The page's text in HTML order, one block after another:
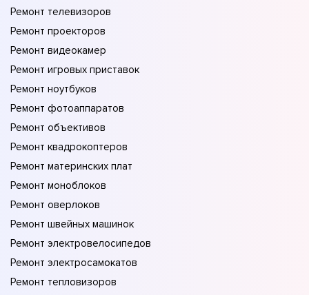
Ремонт телевизоров
Ремонт проекторов
Ремонт видеокамер
Ремонт игровых приставок
Ремонт ноутбуков
Ремонт фотоаппаратов
Ремонт объективов
Ремонт квадрокоптеров
Ремонт материнских плат
Ремонт моноблоков
Ремонт оверлоков
Ремонт швейных машинок
Ремонт электровелосипедов
Ремонт электросамокатов
Ремонт тепловизоров